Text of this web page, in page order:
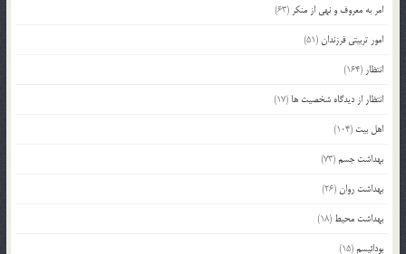
امر به معروف و نهی از منکر (63)
امور تربیتی فرزندان(51)
انتظار (164)
انتظار از دیدگاه شخصیت ها (17)
اهل بیت (104)
بهداشت جسم(73)
بهداشت روان(26)
بهداشت محیط (18)
بودائیسم(15)